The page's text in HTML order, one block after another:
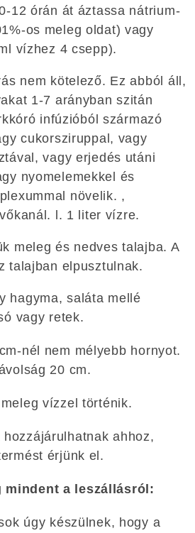
12 órán át áztassa nátrium-
os meleg oldat) vagy
vízhez 4 csepp).
nem kötelező. Ez abból áll,
1-7 arányban szitán
infúzióból származó
cukorsziruppal, vagy
vagy erjedés utáni
nyomelemekkel és
növelik. ,
l. 1 liter vízre.
meleg és nedves talajba. A
talajban elpusztulnak.
hagyma, saláta mellé
vagy retek.
nél nem mélyebb hornyot.
20 cm.
vízzel történik.
ahhoz,
érjünk el.
mindent a leszállásról:
úgy készülnek, hogy a